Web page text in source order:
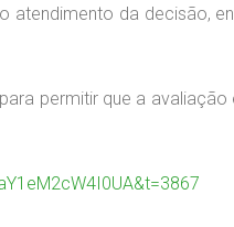
atendimento da decisão,
permitir que a